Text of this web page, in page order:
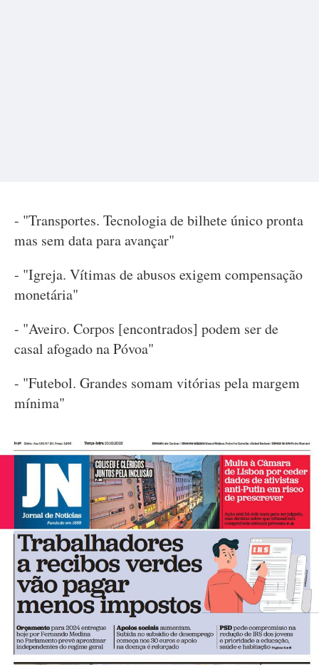
- "Transportes. Tecnologia de bilhete único pronta
mas sem data para avançar"
- "Igreja. Vítimas de abusos exigem compensação
monetária"
- "Aveiro. Corpos [encontrados] podem ser de
casal afogado na Póvoa"
- "Futebol. Grandes somam vitórias pela margem
mínima"